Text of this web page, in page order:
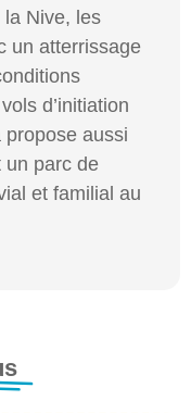
la Nive, les
un atterrissage
d’initiation
aussi
un parc de
et familial au